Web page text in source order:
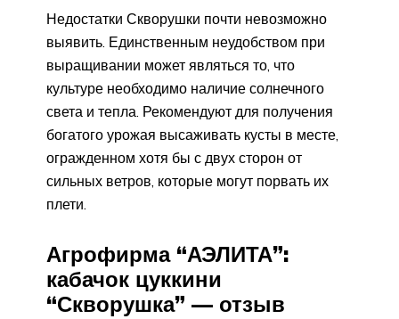
Недостатки Скворушки почти невозможно
выявить. Единственным неудобством при
выращивании может являться то, что
культуре необходимо наличие солнечного
света и тепла. Рекомендуют для получения
богатого урожая высаживать кусты в месте,
огражденном хотя бы с двух сторон от
сильных ветров, которые могут порвать их
плети.
Агрофирма “АЭЛИТА”:
кабачок цуккини
“Скворушка” — отзыв